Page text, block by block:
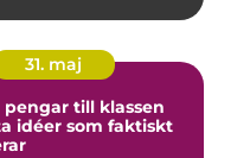
31. maj
pengar till klassen
idéer som faktiskt